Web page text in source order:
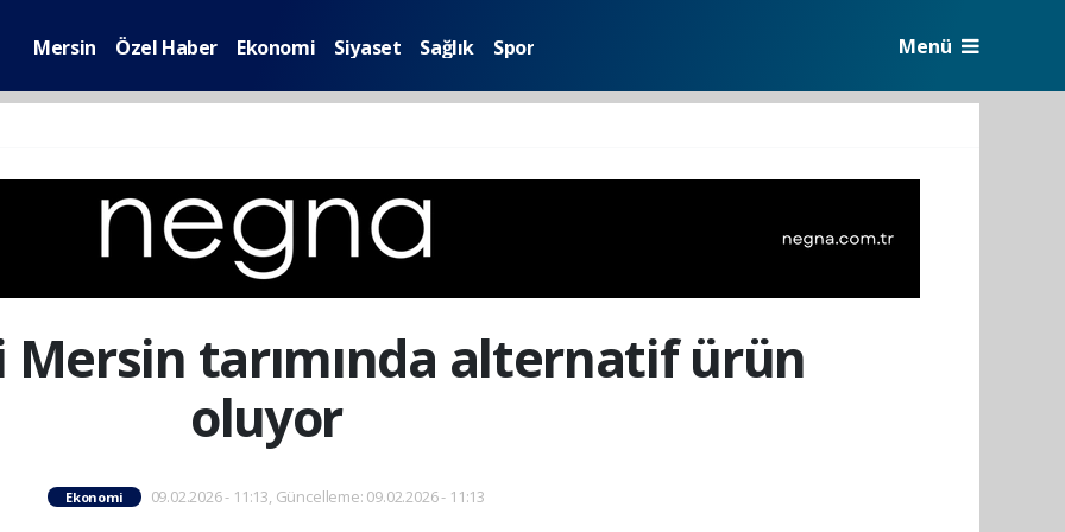
Mersin Özel Haber Ekonomi Siyaset Sağlık Spor Menü
tarımında alternatif ürün
oluyor
Ekonomi 09.02.2026 - 11:13, Güncelleme: 09.02.2026 - 11:13